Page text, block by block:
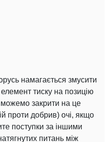
намагається змусити
тиску на позицію
закрити на це
проти добрив) очі, якщо
поступки за іншими
питань між